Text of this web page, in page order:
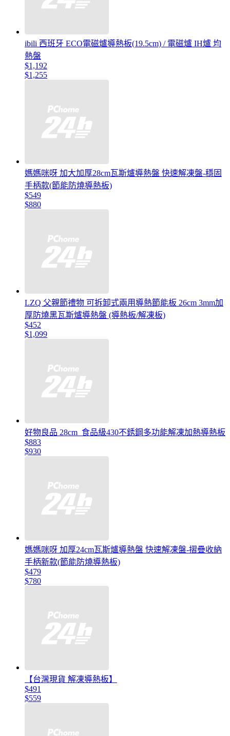
ibili 西班牙 ECO電磁爐導熱板(19.5cm) / 電磁爐 IH爐 均
熱盤
$1,192
$1,255
媽媽咪呀 加大加厚28cm瓦斯爐導熱盤 快速解凍盤-穩固
手柄款(節能防燒導熱板)
$549
$880
LZQ 父親節禮物 可拆卸式兩用導熱節能板 26cm 3mm加
厚防燒黑瓦斯爐導熱盤 (導熱板/解凍板)
$452
$1,099
好物良品 28cm_食品級430不銹鋼多功能解凍加熱導熱板
$883
$930
媽媽咪呀 加厚24cm瓦斯爐導熱盤 快速解凍盤-摺疊收納
手柄新款(節能防燒導熱板)
$479
$780
【台灣現貨 解凍導熱板】
$491
$559